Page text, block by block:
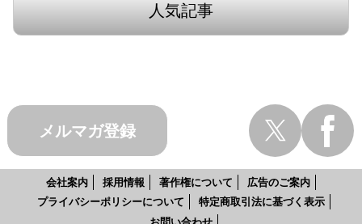
人気記事
メルマガ登録
会社案内 採用情報 著作権について
広告のご案内
プライバシーポリシーについて
特定商取引法に基づく表示